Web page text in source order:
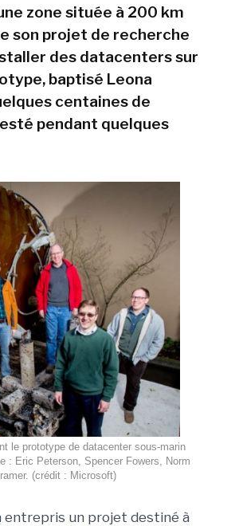
zone située à 200 km
son projet de recherche
des datacenters sur
baptisé Leona
centaines de
pendant quelques
le prototype de datacenter sous-marin
: Eric Peterson, Spencer Fowers, Norm
(crédit : Microsoft)
entrepris un projet destiné à